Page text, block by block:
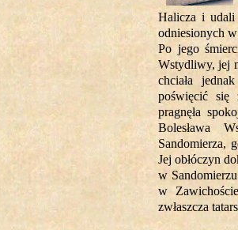
Halicza i
odniesionych
Po jego
Wstydliwy, jej
chciała
poświęcić się
pragnęła
Bolesława
Sandomierza,
Jej obłóczyn
w
w
zwłaszcza